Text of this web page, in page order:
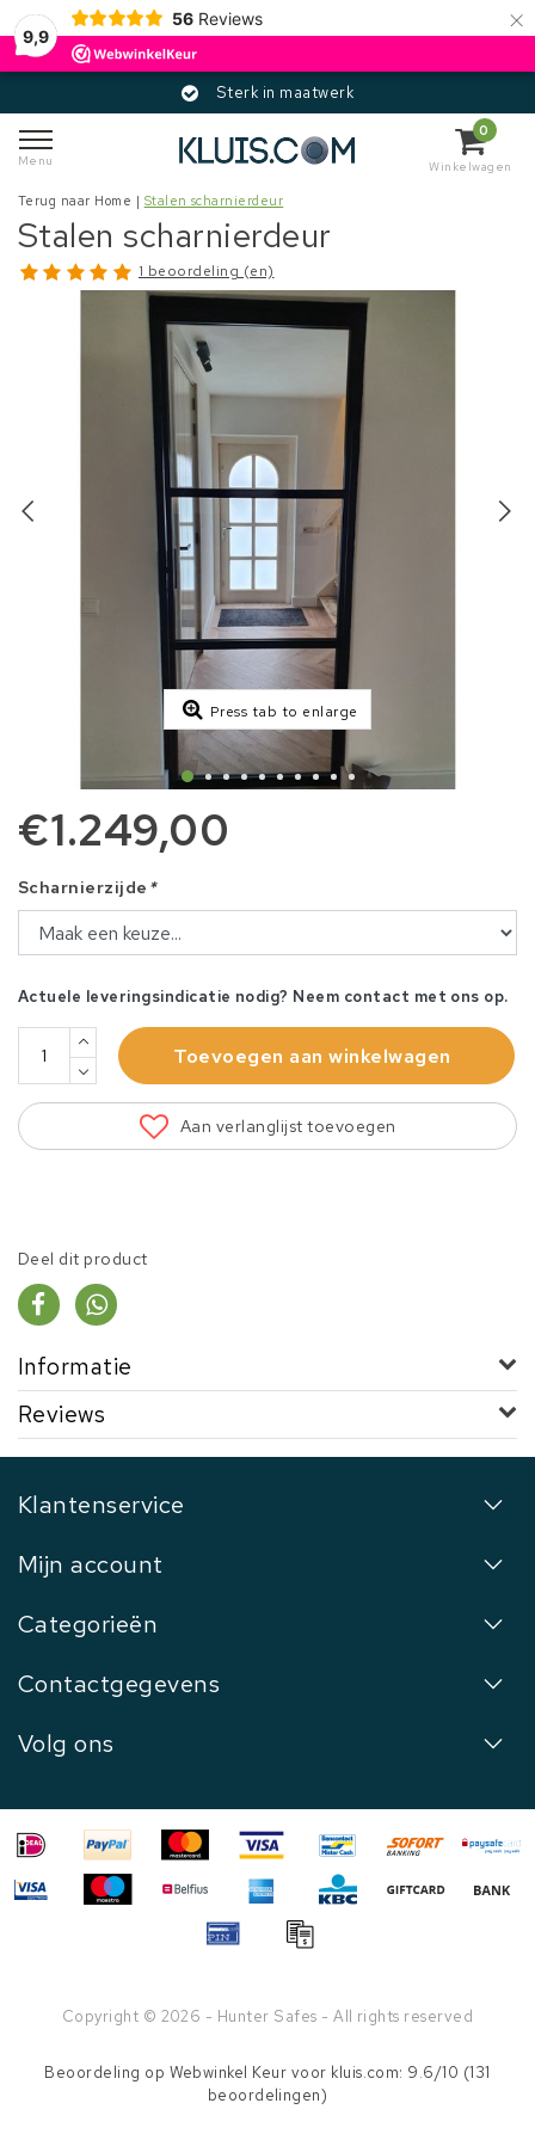
9,9
56 Reviews ×
Sterk in maatwerk
Menu
0
Winkelwagen
Terug naar Home | Stalen scharnierdeur
Stalen scharnierdeur
1 beoordeling (en)
Press tab to enlarge
€1.249,00
Scharnierzijde *
Actuele leveringsindicatie nodig? Neem contact met ons op.
Toevoegen aan winkelwagen
Aan verlanglijst toevoegen
Deel dit product
Informatie
Reviews
Klantenservice
Mijn account
Categorieën
Contactgegevens
Volg ons
Copyright © 2026 - Hunter Safes - All rights reserved
Beoordeling op Webwinkel Keur voor kluis.com: 9.6/10 (131
beoordelingen)